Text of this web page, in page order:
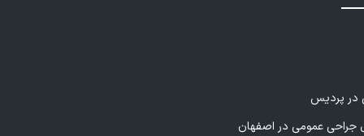
در پردیس
عمومی در اصفهان